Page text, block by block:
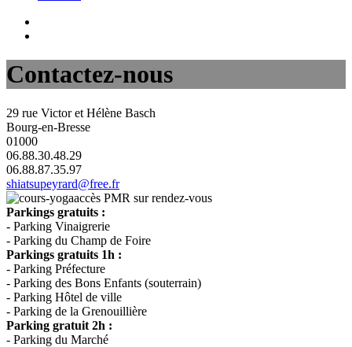
Contactez-nous
29 rue Victor et Hélène Basch
Bourg-en-Bresse
01000
06.88.30.48.29
06.88.87.35.97
shiatsupeyrard@free.fr
accès PMR sur rendez-vous
Parkings gratuits :
- Parking Vinaigrerie
- Parking du Champ de Foire
Parkings gratuits 1h :
- Parking Préfecture
- Parking des Bons Enfants (souterrain)
- Parking Hôtel de ville
- Parking de la Grenouillière
Parking gratuit 2h :
- Parking du Marché